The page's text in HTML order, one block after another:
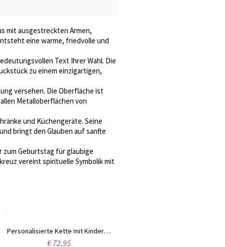
mit ausgestreckten Armen,
eine warme, friedvolle und
Text Ihrer Wahl. Die
zu einem einzigartigen,
versehen. Die Oberfläche ist
Metalloberflächen von
und Küchengeräte. Seine
bringt den Glauben auf sanfte
zum Geburtstag für gläubige
vereint spirituelle Symbolik mit
Personalisierte Kette mit Kinderzeichnung in Gold
€ 72,95